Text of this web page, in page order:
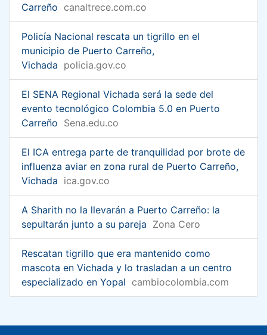
Carreño canaltrece.com.co
Policía Nacional rescata un tigrillo en el
municipio de Puerto Carreño,
Vichada policia.gov.co
El SENA Regional Vichada será la sede del
evento tecnológico Colombia 5.0 en Puerto
Carreño Sena.edu.co
El ICA entrega parte de tranquilidad por brote de
influenza aviar en zona rural de Puerto Carreño,
Vichada ica.gov.co
A Sharith no la llevarán a Puerto Carreño: la
sepultarán junto a su pareja Zona Cero
Rescatan tigrillo que era mantenido como
mascota en Vichada y lo trasladan a un centro
especializado en Yopal cambiocolombia.com